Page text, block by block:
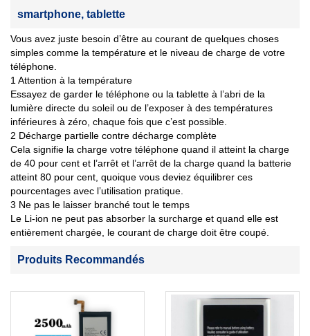
smartphone, tablette
Vous avez juste besoin d’être au courant de quelques choses
simples comme la température et le niveau de charge de votre
téléphone.
1 Attention à la température
Essayez de garder le téléphone ou la tablette à l’abri de la
lumière directe du soleil ou de l’exposer à des températures
inférieures à zéro, chaque fois que c’est possible.
2 Décharge partielle contre décharge complète
Cela signifie la charge votre téléphone quand il atteint la charge
de 40 pour cent et l’arrêt et l’arrêt de la charge quand la batterie
atteint 80 pour cent, quoique vous deviez équilibrer ces
pourcentages avec l’utilisation pratique.
3 Ne pas le laisser branché tout le temps
Le Li-ion ne peut pas absorber la surcharge et quand elle est
entièrement chargée, le courant de charge doit être coupé.
Produits Recommandés